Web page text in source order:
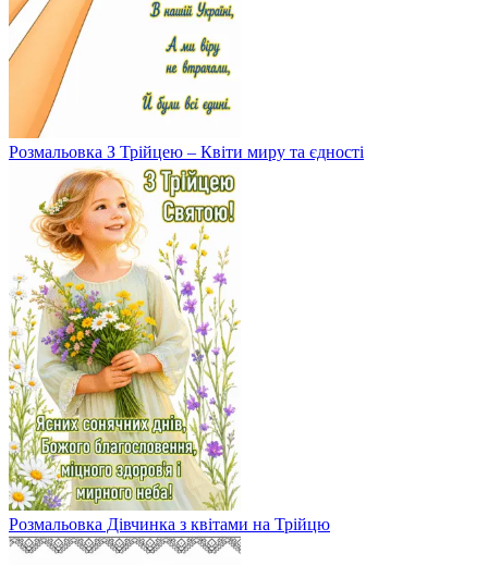
Розмальовка З Трійцею – Квіти миру та єдності
Розмальовка Дівчинка з квітами на Трійцю